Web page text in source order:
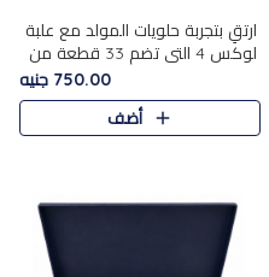
ارتقِ بتجربة حلويات المولد مع علبة
لوكس 4 التي تضم 33 قطعة من
تشكيلة فاخرة ومتنوعة من أشهر
الأصناف الشرقية. تحتوي العلبة على
الجزرية بالفول،..
750.00 جنيه
أضف